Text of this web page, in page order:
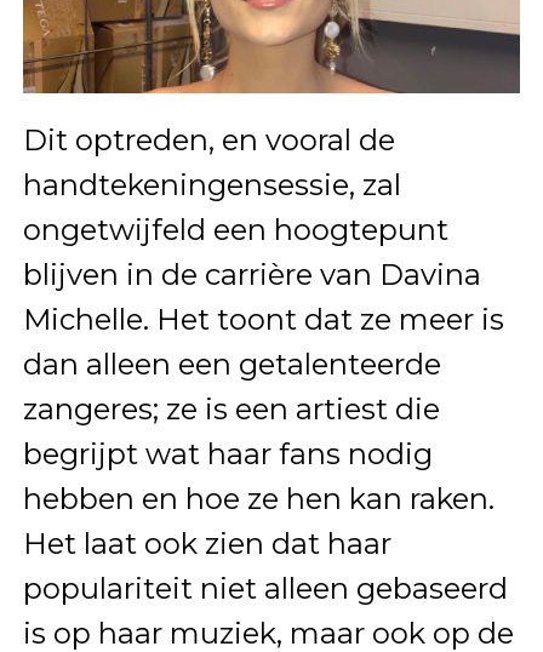
Dit optreden, en vooral de
handtekeningensessie, zal
ongetwijfeld een hoogtepunt
blijven in de carrière van Davina
Michelle. Het toont dat ze meer is
dan alleen een getalenteerde
zangeres; ze is een artiest die
begrijpt wat haar fans nodig
hebben en hoe ze hen kan raken.
Het laat ook zien dat haar
populariteit niet alleen gebaseerd
is op haar muziek, maar ook op de